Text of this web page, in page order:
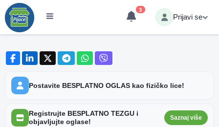
3
Prijavi se
Postavite BESPLATNO OGLAS kao fizičko lice!
Registrujte BESPLATNO TEZGU i
objavljujte oglase!
Saznaj više